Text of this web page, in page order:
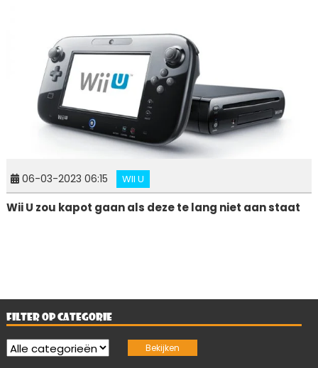
06-03-2023 06:15 WII U
Wii U zou kapot gaan als deze te lang niet aan staat
FILTER OP CATEGORIE